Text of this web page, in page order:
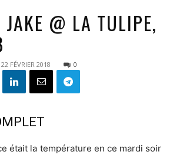
JAKE @ LA TULIPE,
22 FÉVRIER 2018 0
était la température en ce mardi soir